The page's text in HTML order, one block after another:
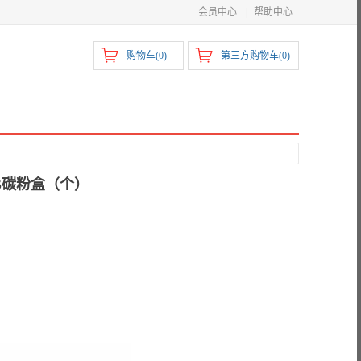
会员中心 帮助中心
第三方购物车(0)
购物车(0)
粉盒（个）